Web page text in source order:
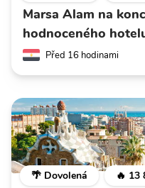
Marsa Alam na
hodnoceného
Před 16 hodinami
🌴 Dovolená 🔥 13